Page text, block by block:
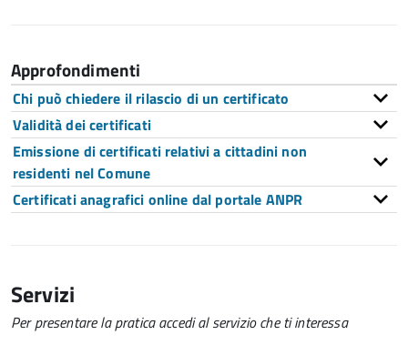
Approfondimenti
Chi può chiedere il rilascio di un certificato
Validità dei certificati
Emissione di certificati relativi a cittadini non
residenti nel Comune
Certificati anagrafici online dal portale ANPR
Servizi
Per presentare la pratica accedi al servizio che ti interessa